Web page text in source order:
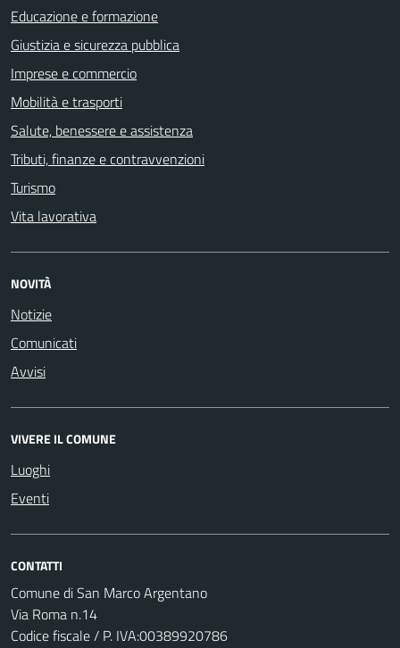
Educazione e formazione
Giustizia e sicurezza pubblica
Imprese e commercio
Mobilità e trasporti
Salute, benessere e assistenza
Tributi, finanze e contravvenzioni
Turismo
Vita lavorativa
NOVITÀ
Notizie
Comunicati
Avvisi
VIVERE IL COMUNE
Luoghi
Eventi
CONTATTI
Comune di San Marco Argentano
Via Roma n.14
Codice fiscale / P. IVA:00389920786